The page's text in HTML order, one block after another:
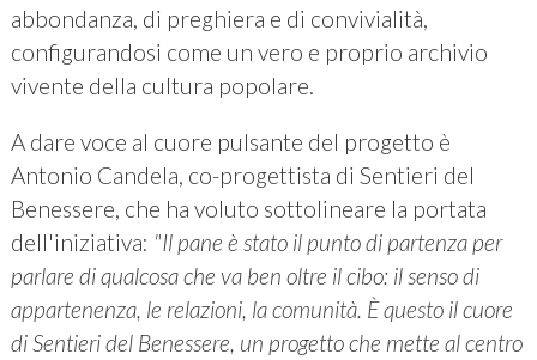
abbondanza, di preghiera e di convivialità,
configurandosi come un vero e proprio archivio
vivente della cultura popolare.
A dare voce al cuore pulsante del progetto è
Antonio Candela, co-progettista di Sentieri del
Benessere, che ha voluto sottolineare la portata
dell'iniziativa: "Il pane è stato il punto di partenza per
parlare di qualcosa che va ben oltre il cibo: il senso di
appartenenza, le relazioni, la comunità. È questo il cuore
di Sentieri del Benessere, un progetto che mette al centro